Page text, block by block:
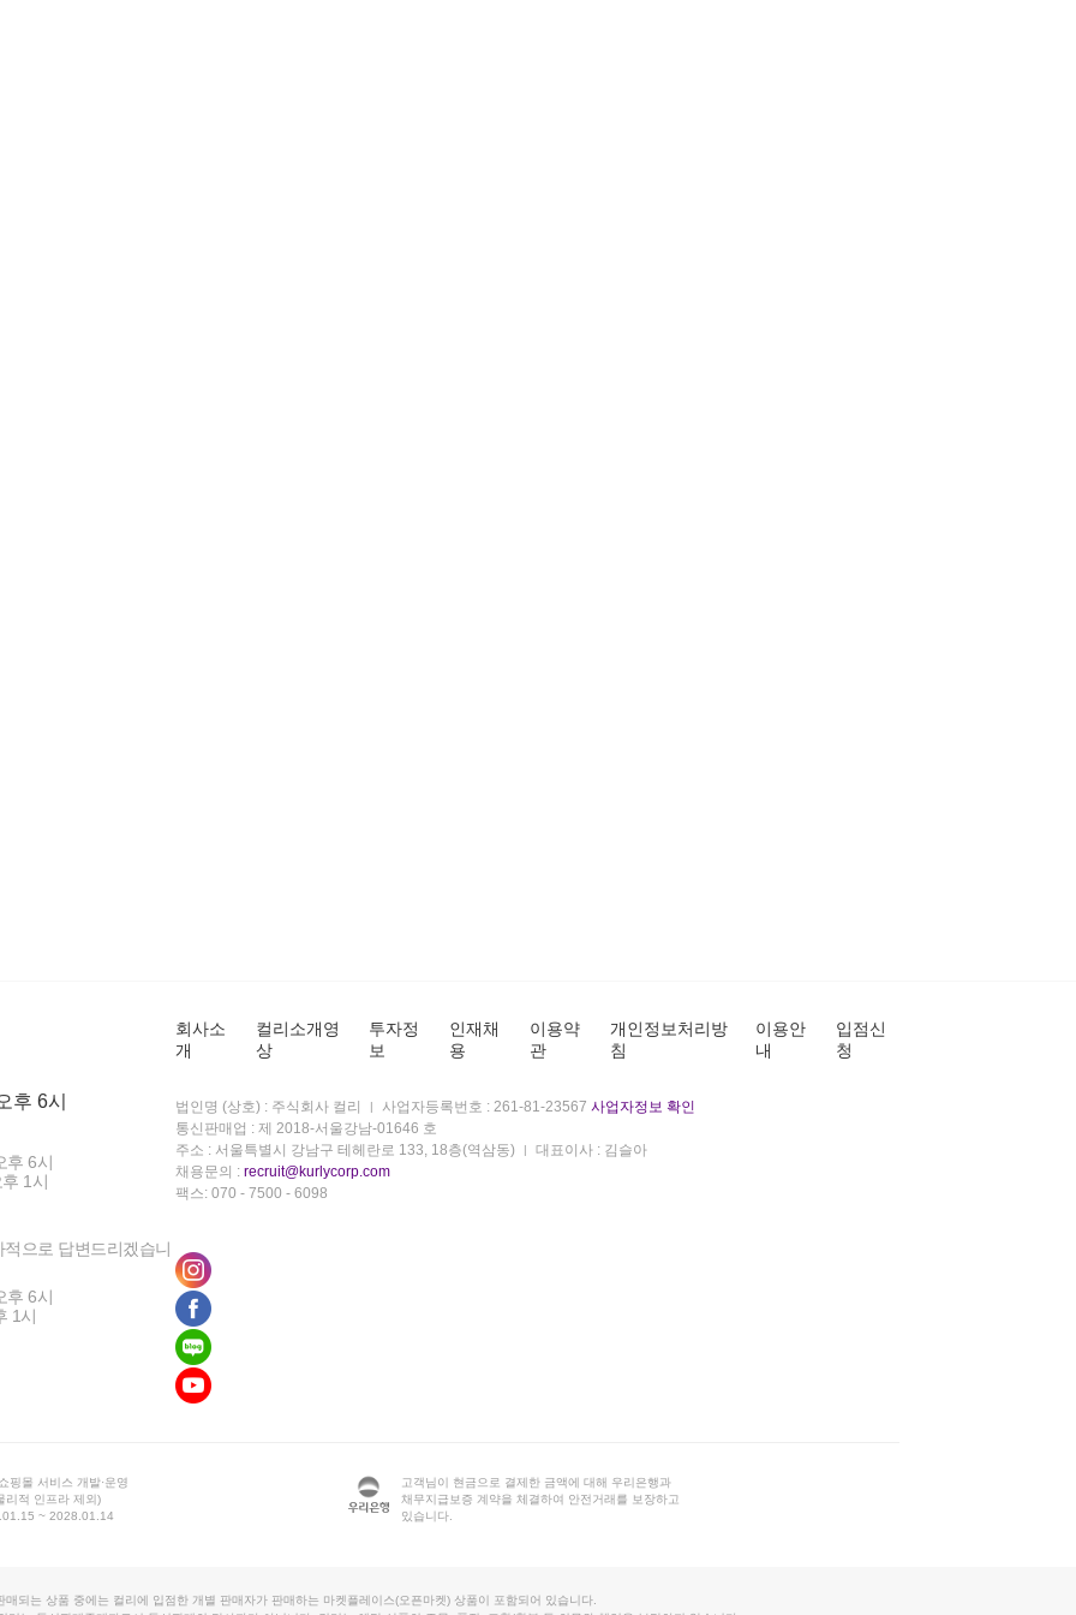
후 6시
후 6시
1시
으로 답변드리겠습니
후 6시
1시
회사소
개
컬리소개영
상
투자정
보
인재채
용
이용약
관
개인정보처리방
침
이용안
내
입점신
청
법인명 (상호) : 주식회사 컬리 사업자등록번호 : 261-81-23567 사업자정보 확인
통신판매업 : 제 2018-서울강남-01646 호
주소 : 서울특별시 강남구 테헤란로 133, 18층(역삼동)
대표이사 : 김슬아
채용문의 : recruit@kurlycorp.com
팩스: 070 - 7500 - 6098
핑몰 서비스 개발·운영
리적 인프라 제외)
~ 2028.01.14
고객님이 현금으로 결제한 금액에 대해 우리은행과
채무지급보증 계약을 체결하여 안전거래를 보장하고
있습니다.
매되는 상품 중에는 컬리에 입점한 개별 판매자가 판매하는 마켓플레이스(오픈마켓) 상품이 포함되어 있습니다.